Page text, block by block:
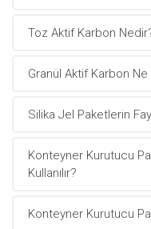
Toz Aktif Karbon
Granül Aktif Karbon Ne
Silika Jel Paketlerin
Konteyner Kurutucu
Kullanılır?
Konteyner Kurutucu